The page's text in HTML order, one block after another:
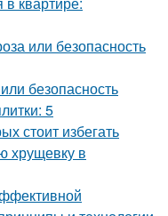
или безопасность
безопасность
5
стоит избегать
хрущевку в